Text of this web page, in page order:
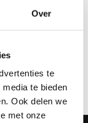
Over
te
te bieden
Ook delen we
met onze